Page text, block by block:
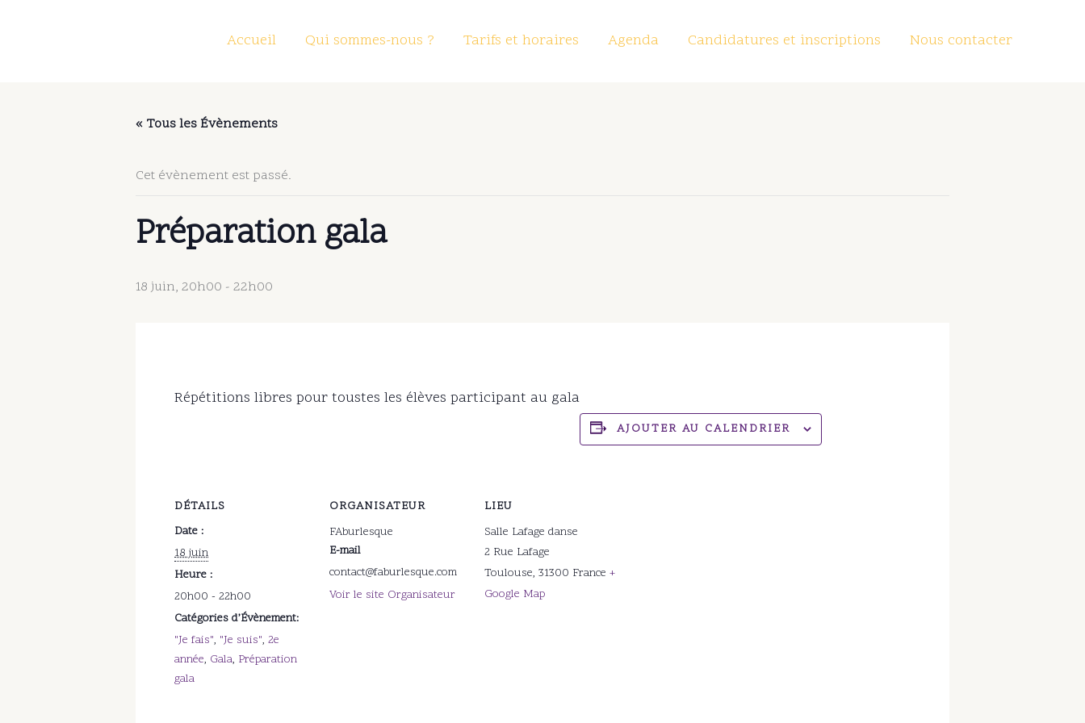
Accueil Qui sommes-nous ? Tarifs et horaires Agenda Candidatures et inscriptions Nous contacter
« Tous les Évènements
Cet évènement est passé.
Préparation gala
18 juin, 20h00 - 22h00
Répétitions libres pour toustes les élèves participant au gala
AJOUTER AU CALENDRIER
DÉTAILS
Date :
18 juin
Heure :
20h00 - 22h00
Catégories d’Évènement:
"Je fais", "Je suis", 2e
année, Gala, Préparation
gala
ORGANISATEUR
FAburlesque
E-mail
contact@faburlesque.com
Voir le site Organisateur
LIEU
Salle Lafage danse
2 Rue Lafage
Toulouse, 31300 France +
Google Map